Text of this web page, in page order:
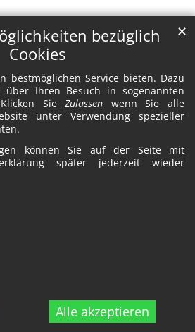
bezüglich
Cookies
bestmöglichen Service bieten. Dazu
über Ihren Besuch in sogenannten
Klicken SieZulassen wenn Sie alle
unter Verwendung spezieller
können Sie auf der Seite mit
später jederzeit wieder
Alle akzeptieren
✕